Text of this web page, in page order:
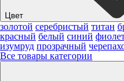
Цвет
золотой серебристый титан
красный белый синий
изумруд прозрачный
Все товары категории